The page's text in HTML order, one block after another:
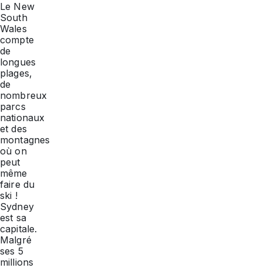
Le New
South
Wales
compte
de
longues
plages,
de
nombreux
parcs
nationaux
et des
montagnes
où on
peut
même
faire du
ski !
Sydney
est sa
capitale.
Malgré
ses 5
millions